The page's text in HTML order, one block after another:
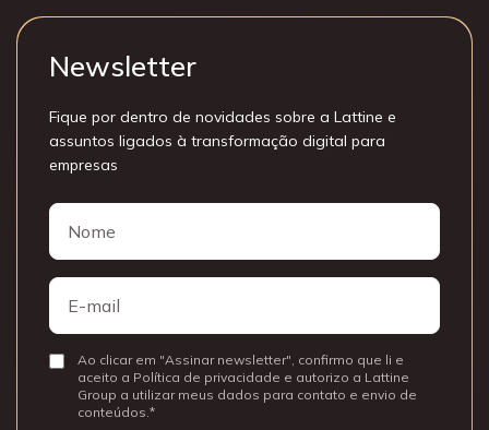
Newsletter
Fique por dentro de novidades sobre a Lattine e
assuntos ligados à transformação digital para
empresas
Nome
E-
mail
ConsentirAo clicar em "Assinar newsletter", confirmo que li e
aceito a Política de privacidade e autorizo a Lattine
Group a utilizar meus dados para contato e envio de
conteúdos.